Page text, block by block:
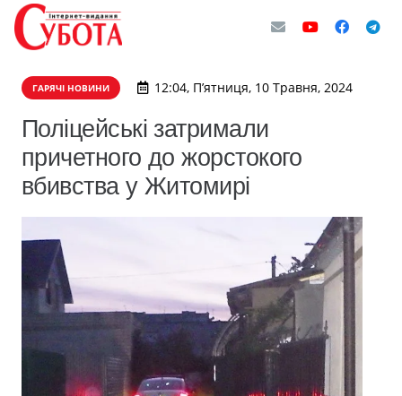
ГАРЯЧІ НОВИНИ 12:04, П’ятниця, 10 Травня, 2024
Поліцейські затримали
причетного до жорстокого
вбивства у Житомирі